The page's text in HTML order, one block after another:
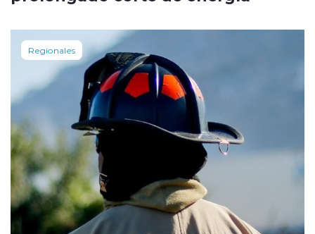
Regionales